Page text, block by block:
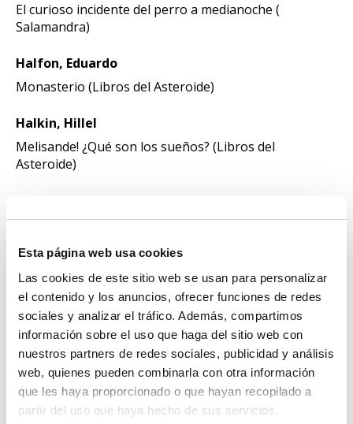
Esta página web usa cookies
Las cookies de este sitio web se usan para personalizar
el contenido y los anuncios, ofrecer funciones de redes
sociales y analizar el tráfico. Además, compartimos
información sobre el uso que haga del sitio web con
nuestros partners de redes sociales, publicidad y análisis
web, quienes pueden combinarla con otra información
que les haya proporcionado o que hayan recopilado a
partir del uso que haya hecho de sus servicios.
El curioso incidente del perro a medianoche (
Salamandra)
Halfon, Eduardo
Monasterio (Libros del Asteroide)
Halkin, Hillel
Melisande! ¿Qué son los sueños? (Libros del
Asteroide)
El ruiseñor (Suma)
Haruf, Kent
Nosotros en la noche (Mondadori)
Hatzfeld, Jean
Una temporada de machetes (Anagrama)
Haya, Vicente
Haiku-do. El haiku como camino espiritual (Kairós)